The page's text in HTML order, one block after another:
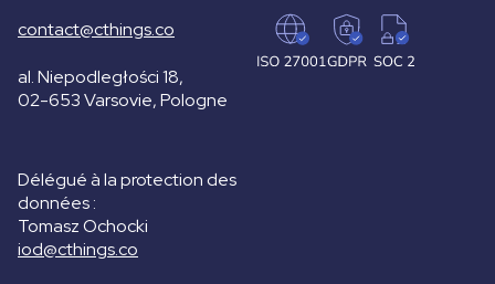
contact@cthings.co
al. Niepodległości 18,
02-653 Varsovie, Pologne
Délégué à la protection des
données :
Tomasz Ochocki
iod@cthings.co